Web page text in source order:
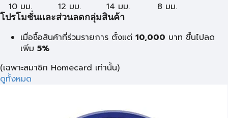
10 มม. 12 มม. 14 มม. 8 มม.
โปรโมชั่นและส่วนลดกลุ่มสินค้า
เมื่อซื้อสินค้าที่ร่วมรายการ ตั้งแต่ 10,000 บาท ขึ้นไปลด
เพิ่ม 5%
(เฉพาะสมาชิก Homecard เท่านั้น)
ดูทั้งหมด